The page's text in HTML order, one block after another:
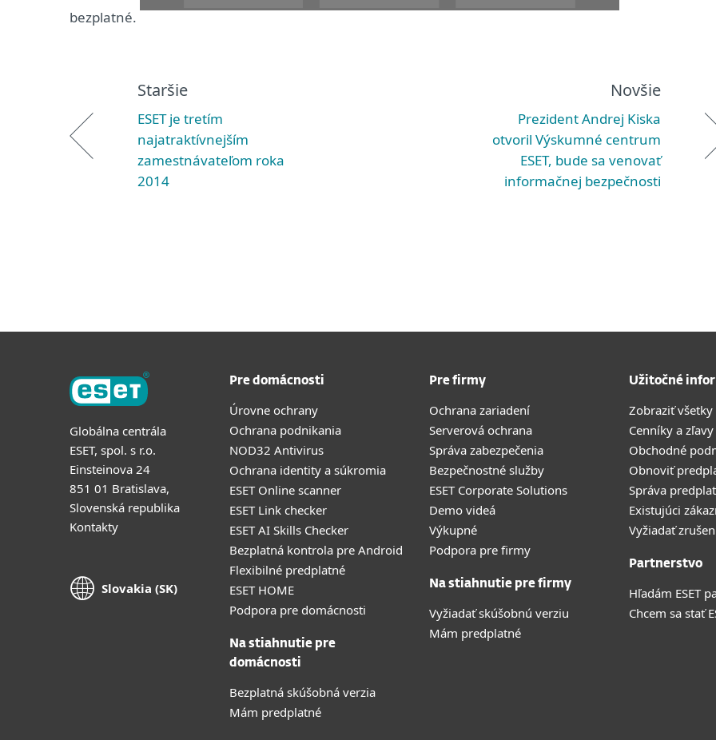
bezplatné.
Staršie
ESET je tretím
najatraktívnejším
zamestnávateľom roka
2014
Novšie
Prezident Andrej Kiska
otvoril Výskumné centrum
ESET, bude sa venovať
informačnej bezpečnosti
Globálna centrála
ESET, spol. s r.o.
Einsteinova 24
851 01 Bratislava,
Slovenská republika
Kontakty
Slovakia (SK)
Pre domácnosti
Úrovne ochrany
Ochrana podnikania
NOD32 Antivirus
Ochrana identity a súkromia
ESET Online scanner
ESET Link checker
ESET AI Skills Checker
Bezplatná kontrola pre Android
Flexibilné predplatné
ESET HOME
Podpora pre domácnosti
Na stiahnutie pre
domácnosti
Bezplatná skúšobná verzia
Mám predplatné
Pre firmy
Ochrana zariadení
Serverová ochrana
Správa zabezpečenia
Bezpečnostné služby
ESET Corporate Solutions
Demo videá
Výkupné
Podpora pre firmy
Na stiahnutie pre firmy
Vyžiadať skúšobnú verziu
Mám predplatné
Užitočné
Zobraziť
Cenníky a zľavy
Obchodné
Obnoviť
Správa
Existujúci
Vyžiadať
Partnerstvo
Hľadám ESET
Chcem sa stať